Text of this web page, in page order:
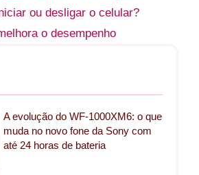
ou desligar o celular?
o desempenho
A evolução do WF-1000XM6: o que
muda no novo fone da Sony com
até 24 horas de bateria